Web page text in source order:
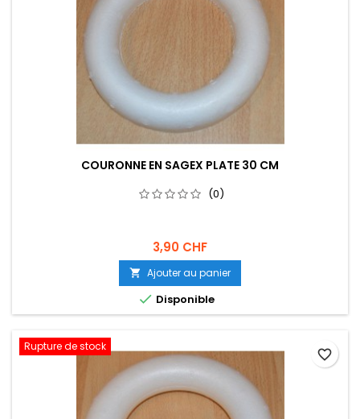
COURONNE EN SAGEX PLATE 30 CM
(0)
3,90 CHF
 Ajouter au panier
 Disponible
Rupture de stock
favorite_border